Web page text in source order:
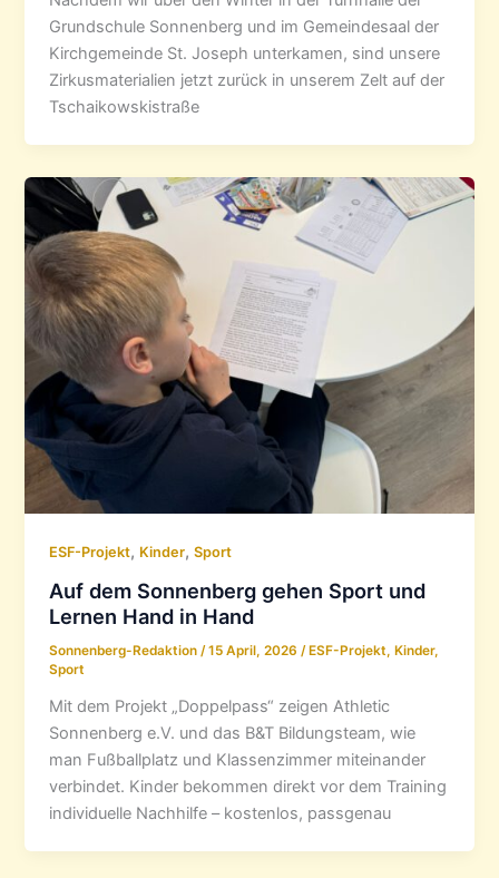
Grundschule Sonnenberg und im Gemeindesaal der
Kirchgemeinde St. Joseph unterkamen, sind unsere
Zirkusmaterialien jetzt zurück in unserem Zelt auf der
Tschaikowskistraße
ESF-Projekt, Kinder,Sport
Auf dem Sonnenberg gehen Sport und
Lernen Hand in Hand
Sonnenberg-Redaktion/15 April, 2026/ ESF-Projekt, Kinder,
Sport
Mit dem Projekt „Doppelpass“ zeigen Athletic
Sonnenberg e.V. und das B&T Bildungsteam, wie
man Fußballplatz und Klassenzimmer miteinander
verbindet. Kinder bekommen direkt vor dem Training
individuelle Nachhilfe – kostenlos, passgenau